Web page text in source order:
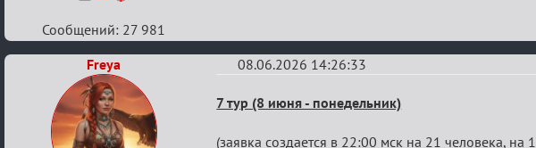
Сообщений: 27 981
Freya
08.06.2026 14:26:33
Re:
7 тур (8 июня - понедельник)
(заявка создается в 22:00 мск на 21 человека, на